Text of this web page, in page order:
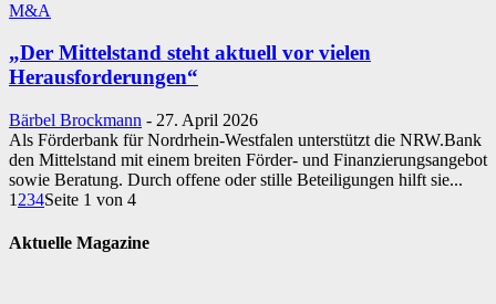
M&A
„Der Mittelstand steht aktuell vor vielen
Herausforderungen“
Bärbel Brockmann - 27. April 2026
Als Förderbank für Nordrhein-Westfalen unterstützt die NRW.Bank
den Mittelstand mit einem breiten Förder- und Finanzierungsangebot
sowie Beratung. Durch offene oder stille Beteiligungen hilft sie...
1 234Seite 1 von 4
Aktuelle Magazine